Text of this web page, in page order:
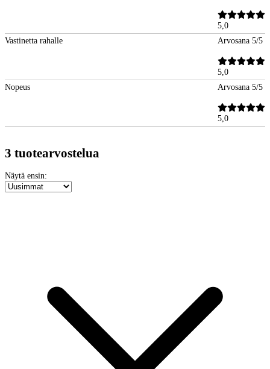
5,0
Vastinetta rahalle
Arvosana 5/5
5,0
Nopeus
Arvosana 5/5
5,0
3 tuotearvostelua
Näytä ensin: